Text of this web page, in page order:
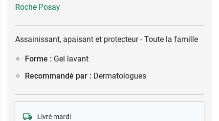
Roche Posay
Assainissant, apaisant et protecteur - Toute la famille
Forme : Gel lavant
Recommandé par : Dermatologues
Livré mardi